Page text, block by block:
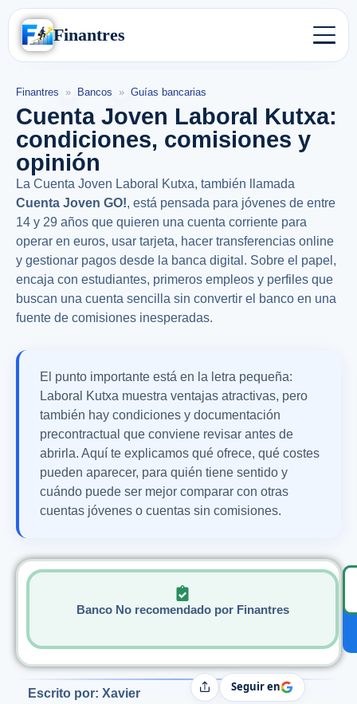
Finantres
Finantres » Bancos » Guías bancarias
Cuenta Joven Laboral Kutxa:
condiciones, comisiones y
opinión
La Cuenta Joven Laboral Kutxa, también llamada
Cuenta Joven GO!, está pensada para jóvenes de entre
14 y 29 años que quieren una cuenta corriente para
operar en euros, usar tarjeta, hacer transferencias online
y gestionar pagos desde la banca digital. Sobre el papel,
encaja con estudiantes, primeros empleos y perfiles que
buscan una cuenta sencilla sin convertir el banco en una
fuente de comisiones inesperadas.
El punto importante está en la letra pequeña:
Laboral Kutxa muestra ventajas atractivas, pero
también hay condiciones y documentación
precontractual que conviene revisar antes de
abrirla. Aquí te explicamos qué ofrece, qué costes
pueden aparecer, para quién tiene sentido y
cuándo puede ser mejor comparar con otras
cuentas jóvenes o cuentas sin comisiones.
Banco No recomendado por Finantres
Escrito por: Xavier
CompartirSeguir en